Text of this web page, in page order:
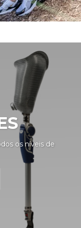
os níveis de